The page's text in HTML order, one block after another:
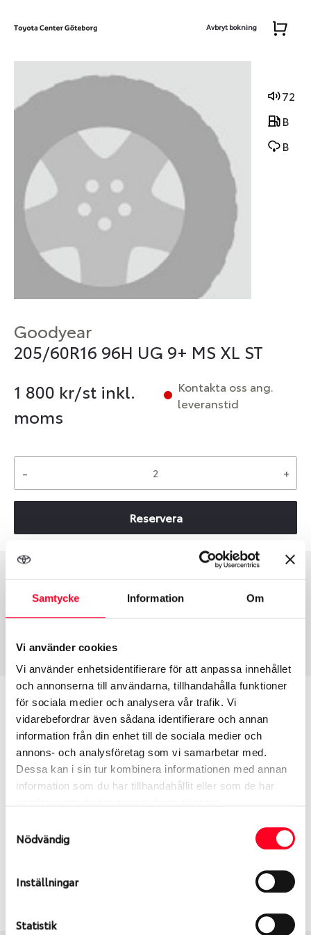
Samtycke Information Om
Vi använder cookies
Vi använder enhetsidentifierare för att anpassa innehållet
och annonserna till användarna, tillhandahålla funktioner
för sociala medier och analysera vår trafik. Vi
vidarebefordrar även sådana identifierare och annan
information från din enhet till de sociala medier och
annons- och analysföretag som vi samarbetar med.
Dessa kan i sin tur kombinera informationen med annan
information som du har tillhandahållit eller som de har
Nödvändig
Inställningar
Statistik
Avbryt bokning
72
B
B
Goodyear
205/60R16 96H UG 9+ MS XL ST
1 800 kr/st inkl.
moms
Kontakta oss ang.
leveranstid
- +
Reservera
Däcktyp Däckstorlek
3655
Passar detta däck min bil?
Ange registreringsnummer för att se om det däck
du valt passar din bilmodell. Om du köper däck som
skall sättas på dina befintliga fälgar, se till att kolla
en extra gång så att däck och fälg har samma
bilen hade ut från fabrik.
S Sök